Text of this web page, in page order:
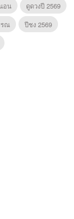
อน
ดูดวงปี 2569
รณ
ปีชง 2569